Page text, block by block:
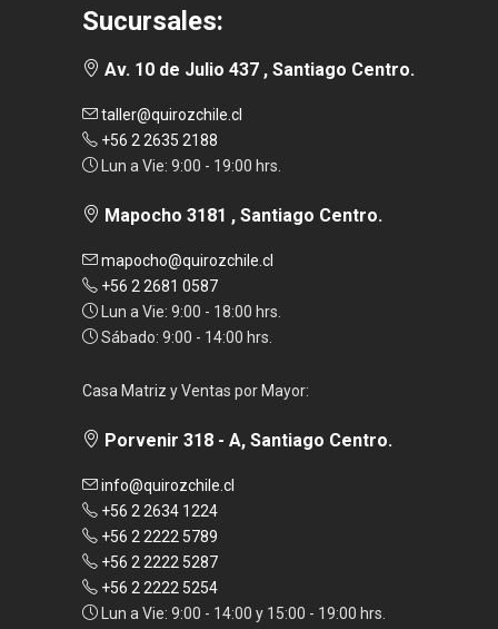
Sucursales:
Av. 10 de Julio 437 , Santiago Centro.
taller@quirozchile.cl
+56 2 2635 2188
Lun a Vie: 9:00 - 19:00 hrs.
Mapocho 3181 , Santiago Centro.
mapocho@quirozchile.cl
+56 2 2681 0587
Lun a Vie: 9:00 - 18:00 hrs.
Sábado: 9:00 - 14:00 hrs.
Casa Matriz y Ventas por Mayor:
Porvenir 318 - A, Santiago Centro.
info@quirozchile.cl
+56 2 2634 1224
+56 2 2222 5789
+56 2 2222 5287
+56 2 2222 5254
Lun a Vie: 9:00 - 14:00 y 15:00 - 19:00 hrs.